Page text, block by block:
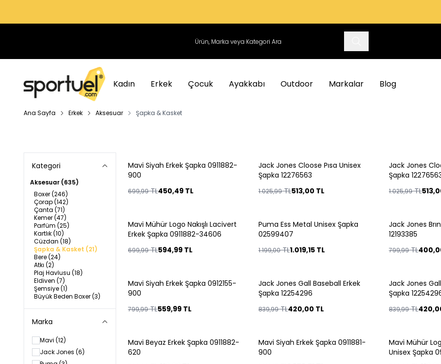
Kadın Erkek Çocuk Ayakkabı Outdoor Markalar Blog
Ana Sayfa Erkek Aksesuar Şapka & Kasket
Kategori
Aksesuar (635)
Boxer(246)
Çorap(142)
Çanta (71)
Kemer(47)
Parfüm (25)
Kartlık(10)
Cüzdan (18)
Şapka & Kasket (21)
Bere(24)
Atkı (2)
Plaj Havlusu (18)
Eldiven (7)
Şemsiye(1)
Büyük Beden Boxer(3)
Marka
Mavi (12)
Jack Jones (6)
%36
Mavi Siyah Erkek Şapka 0911882-
900
699,99TL450,49 TL
%50
Jack Jones Cloose Pısa Unisex
Şapka 12276563
1.025,99TL513,00 TL
%50
Jack Jones
Şapka
1.025,99TL
%15
Mavi Mühür Logo Nakışlı Lacivert
Erkek Şapka 0911882-34606
699,99TL594,99 TL
%15
Puma Ess Metal Unisex Şapka
02599407
1.199,00TL1.019,15 TL
%50
Jack Jones
12193385
799,99TL
%30
Mavi Siyah Erkek Şapka 0912155-
900
799,99TL559,99 TL
%50
Jack Jones Gall Baseball Erkek
Şapka 12254296
839,99TL420,00 TL
%50
Jack Jones
Şapka
839,99TL
%30
Mavi Beyaz Erkek Şapka 0911882-
620
%30
Mavi Siyah Erkek Şapka 0911881-
900
%30
Mavi Mühür
Unisex Şapka